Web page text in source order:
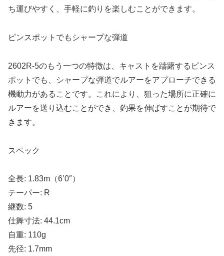
ち運びやすく、手軽に釣りを楽しむことができます。
ピンスポットでもシャープな弾道
2602R-5のもう一つの特徴は、キャストを躊躇するピンス
ポットでも、シャープな弾道でルアーをアプローチできる
機動力があることです。これにより、狙った場所に正確に
ルアーを送り込むことができ、釣果を伸ばすことが期待で
きます。
スペック
全長: 1.83m（6’0″）
テーパー: R
継数: 5
仕舞寸法: 44.1cm
自重: 110g
先径: 1.7mm